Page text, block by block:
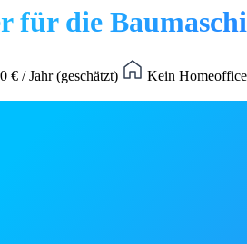
für die
€ / Jahr (geschätzt)
Kein